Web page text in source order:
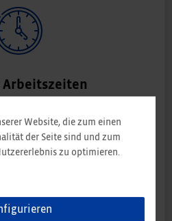
Arbeitszeiten
bis zu einem gewissen Grad
privaten Anforderungen
– wir passen uns an. Deshalb
auch bei der Pflege von
Website, die zum einen
der Seite sind und zum
zu optimieren.